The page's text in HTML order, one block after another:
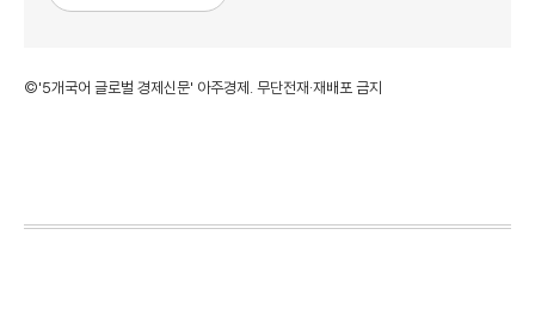
©'5개국어 글로벌 경제신문' 아주경제. 무단전재·재배포 금지